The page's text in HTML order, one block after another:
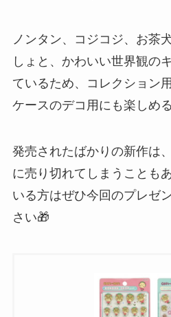
ノンタン、コジコジ、お茶
しょと、かわいい世界観の
ているため、コレクション
ケースのデコ用にも楽しめ
発売されたばかりの新作は
に売り切れてしまうことも
いる方はぜひ今回のプレゼ
さい🎁